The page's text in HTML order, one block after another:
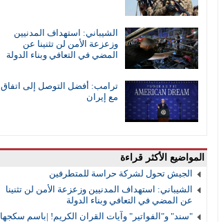
الشيباني: استهداف المدنيين
وزعزعة الأمن لن تثنينا عن
المضي في التعافي وبناء الدولة
ترامب: أفضل التوصل إلى اتفاق
مع إيران
المواضيع الأكثر قراءة
الجيش تحول لشركة حراسة للمتطرفين
الشيباني: استهداف المدنيين وزعزعة الأمن لن تثنينا
عن المضي في التعافي وبناء الدولة
"سند" و"الفواتير" وآيات القران الكريم! |باسم سكجها